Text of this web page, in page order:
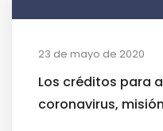
23 de mayo de 2020
Los créditos para
coronavirus,